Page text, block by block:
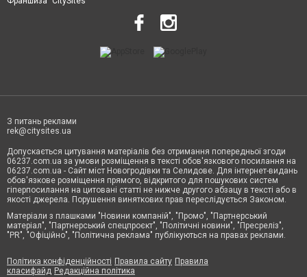
З питань реклами
rek@citysites.ua
Допускається цитування матеріалів без отримання попередньої згоди
06237.com.ua за умови розміщення в тексті обов'язкового посилання на
06237.com.ua - Сайт міст Новогродівки та Селидове. Для інтернет-видань
обов'язкове розміщення прямого, відкритого для пошукових систем
гіперпосилання на цитовані статті не нижче другого абзацу в тексті або в
якості джерела. Порушення виняткових прав переслідується Законом.
Матеріали з плашками "Новини компаній", "Промо", "Партнерський
матеріал", "Партнерський спецпроєкт", "Політичні новини", "Пресреліз",
"PR", "Офіційно", "Політична реклама" публікуються на правах реклами.
Політика конфіденційності Правила сайту Правила
класифайд Редакційна політика